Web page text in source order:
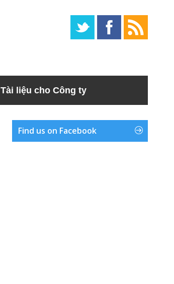
Tài liệu cho Công ty
Find us on Facebook